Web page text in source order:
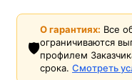
🛡️
О гарантиях: Все
ограничиваются
профилем
срока. Смотреть